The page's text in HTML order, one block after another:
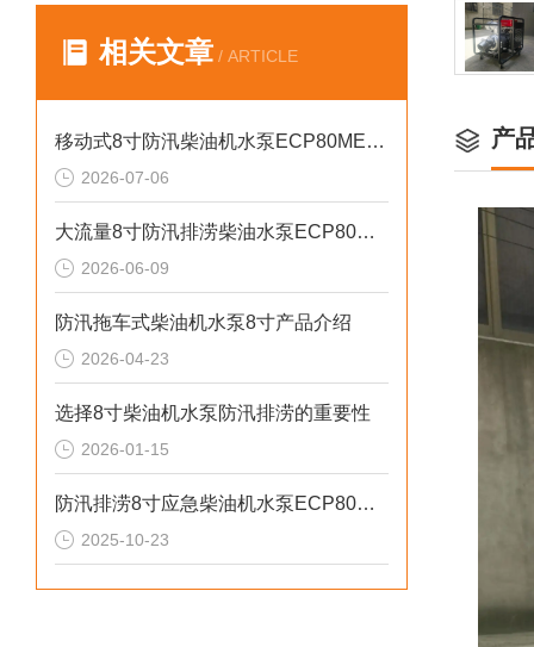
相关文章 / ARTICLE
移动式8寸防汛柴油机水泵ECP80ME产品介绍
2026-07-06
大流量8寸防汛排涝柴油水泵ECP80ME产品介绍
2026-06-09
防汛拖车式柴油机水泵8寸产品介绍
2026-04-23
选择8寸柴油机水泵防汛排涝的重要性
2026-01-15
防汛排涝8寸应急柴油机水泵ECP80ME参数
2025-10-23
产